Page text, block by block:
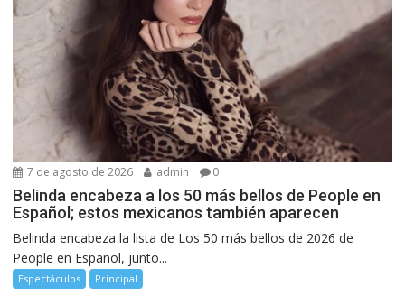
7 de agosto de 2026 admin 0
Belinda encabeza a los 50 más bellos de People en
Español; estos mexicanos también aparecen
Belinda encabeza la lista de Los 50 más bellos de 2026 de
People en Español, junto...
Espectáculos Principal